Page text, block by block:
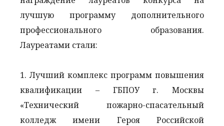
лучшую программу дополнительного
профессионального образования.
Лауреатами стали:
1. Лучший комплекс программ повышения
квалификации – ГБПОУ г. Москвы
«Технический пожарно-спасательный
колледж имени Героя Российской